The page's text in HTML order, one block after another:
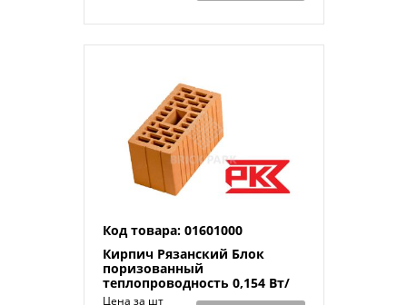
Код товара: 01601000
Кирпич Рязанский Блок
поризованный
теплопроводность 0,154 Вт/
мºС
Цена за шт